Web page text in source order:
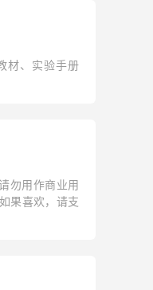
材、实验手册
勿用作商业用
果喜欢，请支